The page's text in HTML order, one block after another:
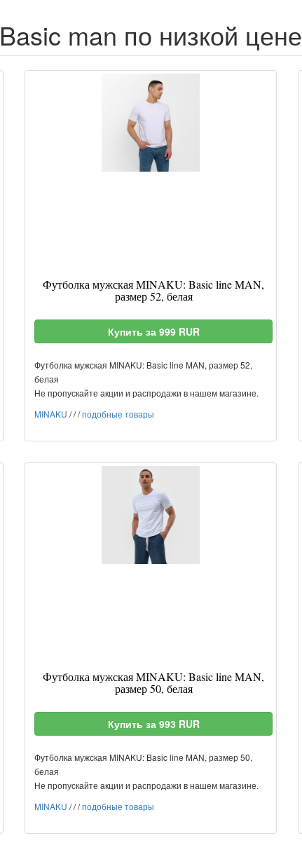
Basic man по низкой цене
Футболка мужская MINAKU: Basic line MAN,
размер 52, белая
Купить за 999 RUR
Футболка мужская MINAKU: Basic line MAN, размер 52,
белая
Не пропускайте акции и распродажи в нашем магазине.
MINAKU ///подобные товары
Футболка мужская MINAKU: Basic line MAN,
размер 50, белая
Купить за 993 RUR
Футболка мужская MINAKU: Basic line MAN, размер 50,
белая
Не пропускайте акции и распродажи в нашем магазине.
MINAKU ///подобные товары